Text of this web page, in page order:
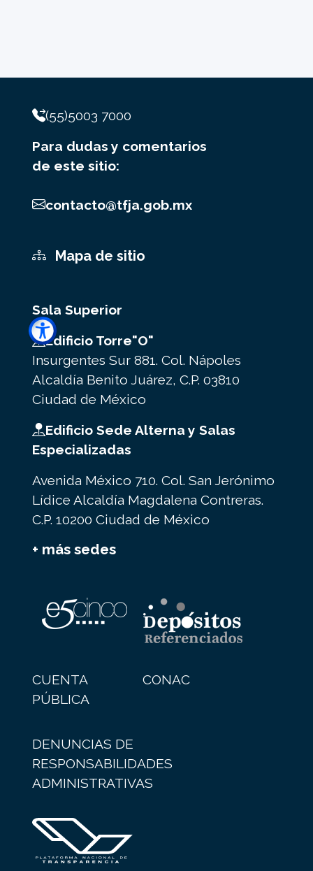
(55)5003 7000
Para dudas y comentarios
de este sitio:
contacto@tfja.gob.mx
Mapa de sitio
Sala Superior
Edificio Torre"O"
Insurgentes Sur 881. Col. Nápoles
Alcaldía Benito Juárez, C.P. 03810
Ciudad de México
Edificio Sede Alterna y Salas
Especializadas
Avenida México 710. Col. San Jerónimo
Lídice Alcaldía Magdalena Contreras.
C.P. 10200 Ciudad de México
+ más sedes
CUENTA
PÚBLICA
CONAC
DENUNCIAS DE
RESPONSABILIDADES
ADMINISTRATIVAS